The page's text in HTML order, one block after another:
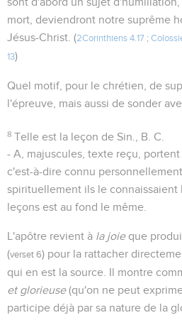
mort, deviendront notre suprême
Jésus-Christ. (2Corinthiens 4.17 ;
13)
Quel motif, pour le chrétien, de
l'épreuve, mais aussi de sonder
8 Telle est la leçon de Sin., B. C.
- A, majuscules, texte reçu,
c'est-à-dire connu
spirituellement ils le connaissaient
leçons est au fond le même.
L'apôtre revient à la joieque
(verset 6) pour la rattacher
qui en est la source. Il montre
et glorieuse(qu'on ne peut
participe déjà par sa nature de la